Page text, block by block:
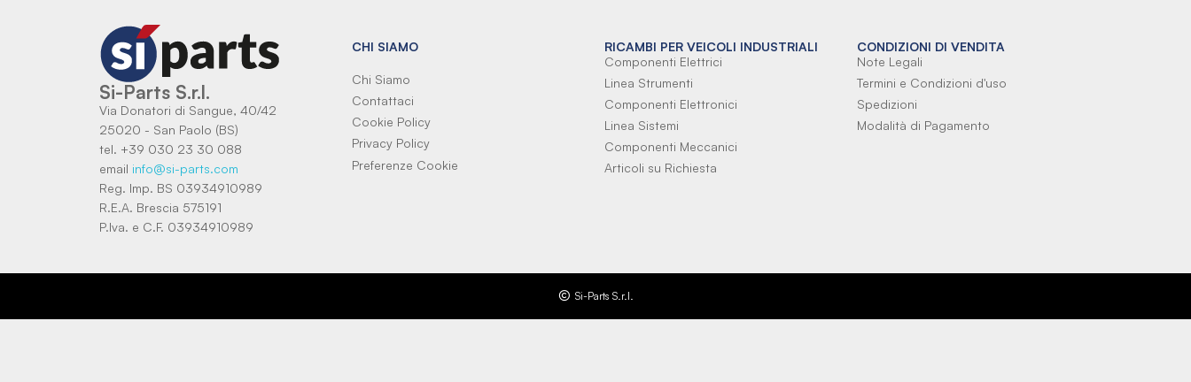
Si-Parts S.r.l.
Via Donatori di Sangue, 40/42
25020 - San Paolo (BS)
tel. +39 030 23 30 088
email info@si-parts.com
Reg. Imp. BS 03934910989
R.E.A. Brescia 575191
P.Iva. e C.F. 03934910989
CHI SIAMO
Chi Siamo
Contattaci
Cookie Policy
Privacy Policy
Preferenze Cookie
RICAMBI PER VEICOLI INDUSTRIALI
Componenti Elettrici
Linea Strumenti
Componenti Elettronici
Linea Sistemi
Componenti Meccanici
Articoli su Richiesta
CONDIZIONI DI VENDITA
Note Legali
Termini e Condizioni d'uso
Spedizioni
Modalità di Pagamento
Si-Parts S.r.l.